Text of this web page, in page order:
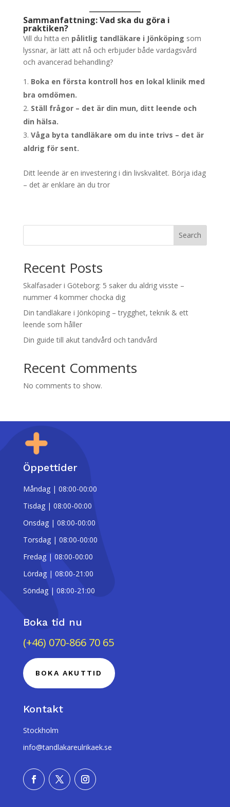
Sammanfattning: Vad ska du göra i
praktiken?
Vill du hitta en pålitlig tandläkare i Jönköping som
lyssnar, är lätt att nå och erbjuder både vardagsvård
och avancerad behandling?
Boka en första kontroll hos en lokal klinik med
bra omdömen.
Ställ frågor – det är din mun, ditt leende och
din hälsa.
Våga byta tandläkare om du inte trivs – det är
aldrig för sent.
Ditt leende är en investering i din livskvalitet. Börja idag
– det är enklare än du tror
Search
Recent Posts
Skalfasader i Göteborg: 5 saker du aldrig visste –
nummer 4 kommer chocka dig
Din tandläkare i Jönköping – trygghet, teknik & ett
leende som håller
Din guide till akut tandvård och tandvård
Recent Comments
No comments to show.
Öppettider
Måndag | 08:00-00:00
Tisdag | 08:00-00:00
Onsdag | 08:00-00:00
Torsdag | 08:00-00:00
Fredag | 08:00-00:00
Lördag | 08:00-21:00
Söndag | 08:00-21:00
Boka tid nu
(+46) 070-866 70 65
BOKA AKUTTID
Kontakt
Stockholm
info@tandlakareulrikaek.se